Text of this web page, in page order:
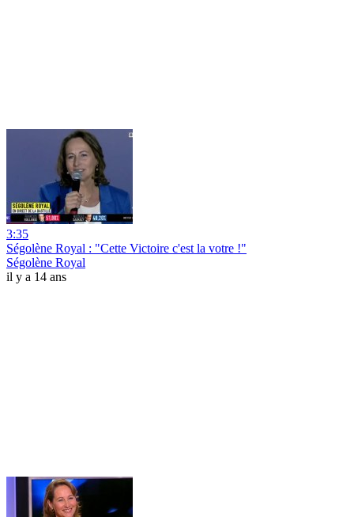
3:35
Ségolène Royal : "Cette Victoire c'est la votre !"
Ségolène Royal
il y a 14 ans